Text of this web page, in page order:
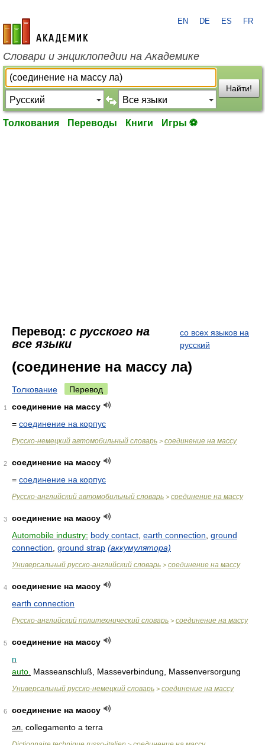
academic.ru
EN DE ES FR
Словари и энциклопедии на Академике
Найти!
Толкования Переводы Книги Игры ⚽
Перевод: с русского на
все языки
со всех языков на
русский
(соединение на массу ла)
Толкование Перевод
1
соединение на массу
= соединение на корпус
Русско-немецкий автомобильный словарь > соединение на массу
2
соединение на массу
= соединение на корпус
Русско-английский автомобильный словарь > соединение на массу
3
соединение на массу
Automobile industry: body contact earth connection ground
connection ground strap (аккумулятора)
Универсальный русско-английский словарь > соединение на массу
4
соединение на массу
earth connection
Русско-английский политехнический словарь > соединение на массу
5
соединение на массу
n
auto. Masseanschluß, Masseverbindung, Massenversorgung
Универсальный русско-немецкий словарь > соединение на массу
6
соединение на массу
эл. collegamento a terra